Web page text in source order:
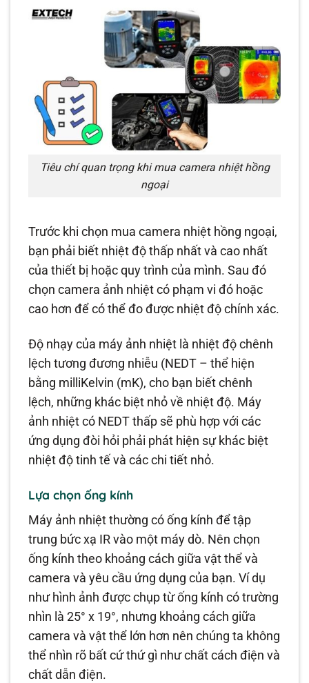
Tiêu chí quan trọng khi mua camera nhiệt hồng
ngoại
Trước khi chọn mua camera nhiệt hồng ngoại,
bạn phải biết nhiệt độ thấp nhất và cao nhất
của thiết bị hoặc quy trình của mình. Sau đó
chọn camera ảnh nhiệt có phạm vi đó hoặc
cao hơn để có thể đo được nhiệt độ chính xác.
Độ nhạy của máy ảnh nhiệt là nhiệt độ chênh
lệch tương đương nhiễu (NEDT – thể hiện
bằng milliKelvin (mK), cho bạn biết chênh
lệch, những khác biệt nhỏ về nhiệt độ. Máy
ảnh nhiệt có NEDT thấp sẽ phù hợp với các
ứng dụng đòi hỏi phải phát hiện sự khác biệt
nhiệt độ tinh tế và các chi tiết nhỏ.
Lựa chọn ống kính
Máy ảnh nhiệt thường có ống kính để tập
trung bức xạ IR vào một máy dò. Nên chọn
ống kính theo khoảng cách giữa vật thể và
camera và yêu cầu ứng dụng của bạn. Ví dụ
như hình ảnh được chụp từ ống kính có trường
nhìn là 25° x 19°, nhưng khoảng cách giữa
camera và vật thể lớn hơn nên chúng ta không
thể nhìn rõ bất cứ thứ gì như chất cách điện và
chất dẫn điện.